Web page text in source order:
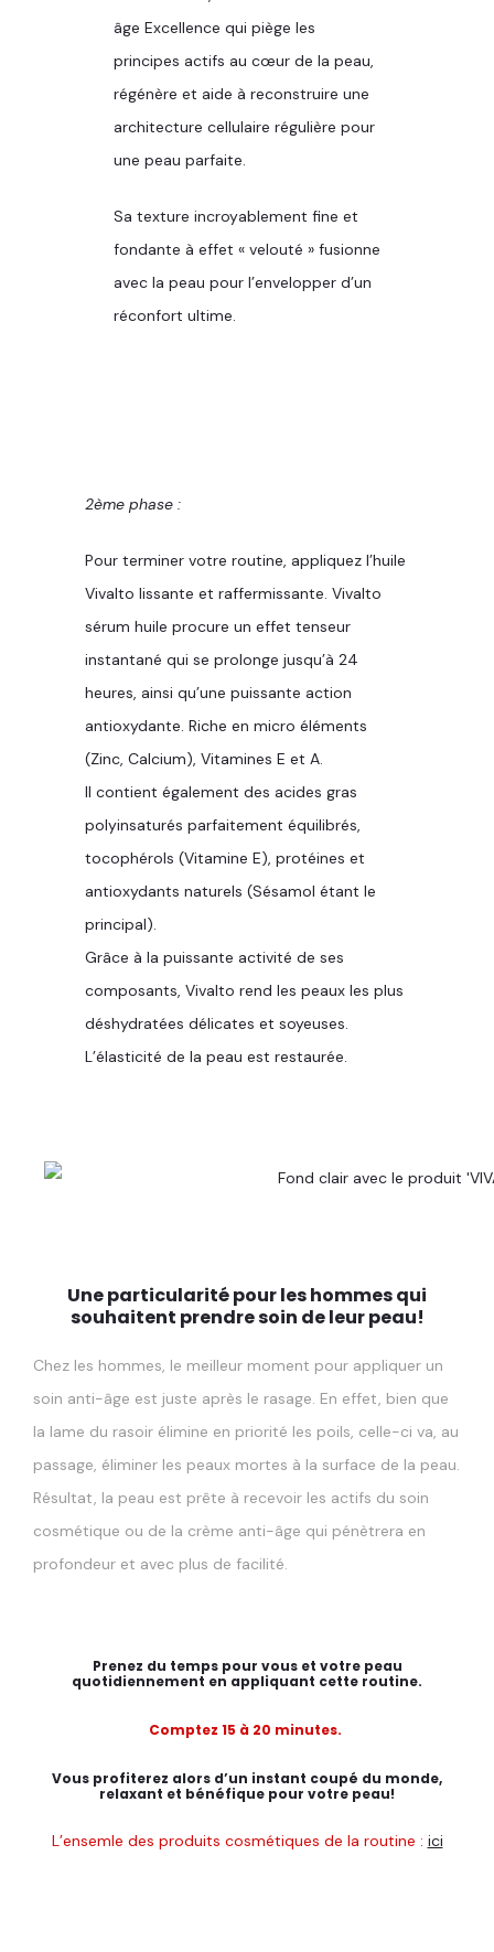
âge Excellence qui piège les
principes actifs au cœur de la peau,
régénère et aide à reconstruire une
architecture cellulaire régulière pour
une peau parfaite.
Sa texture incroyablement fine et
fondante à effet « velouté » fusionne
avec la peau pour l’envelopper d’un
réconfort ultime.
2ème phase :
Pour terminer votre routine, appliquez l’huile
Vivalto lissante et raffermissante. Vivalto
sérum huile procure un effet tenseur
instantané qui se prolonge jusqu’à 24
heures, ainsi qu’une puissante action
antioxydante. Riche en micro éléments
(Zinc, Calcium), Vitamines E et A.
Il contient également des acides gras
polyinsaturés parfaitement équilibrés,
tocophérols (Vitamine E), protéines et
antioxydants naturels (Sésamol étant le
principal).
Grâce à la puissante activité de ses
composants, Vivalto rend les peaux les plus
déshydratées délicates et soyeuses.
L’élasticité de la peau est restaurée.
Une particularité pour les hommes qui
souhaitent prendre soin de leur peau!
Chez les hommes, le meilleur moment pour appliquer un
soin anti-âge est juste après le rasage. En effet, bien que
la lame du rasoir élimine en priorité les poils, celle-ci va, au
passage, éliminer les peaux mortes à la surface de la peau.
Résultat, la peau est prête à recevoir les actifs du soin
cosmétique ou de la crème anti-âge qui pénètrera en
profondeur et avec plus de facilité.
Prenez du temps pour vous et votre peau
quotidiennement en appliquant cette routine.
Comptez 15 à 20 minutes.
Vous profiterez alors d’un instant coupé du monde,
relaxant et bénéfique pour votre peau!
L’ensemle des produits cosmétiques de la routine : ici